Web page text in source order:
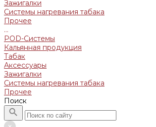
Зажигалки
Системы нагревания табака
Прочее
...
POD-Системы
Кальянная продукция
Табак
Аксессуары
Зажигалки
Системы нагревания табака
Прочее
Поиск